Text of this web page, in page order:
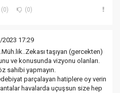
(0) (0)
17:29
taşıyan (gercekten)
ve konusunda vizyonu olanları.
sahibi yapmayın.
parçalayan hatiplere oy verin
havalarda uçuşsun size hep